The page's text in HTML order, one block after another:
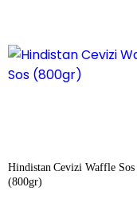
Hindistan Cevizi Waffle Sos
(800gr)